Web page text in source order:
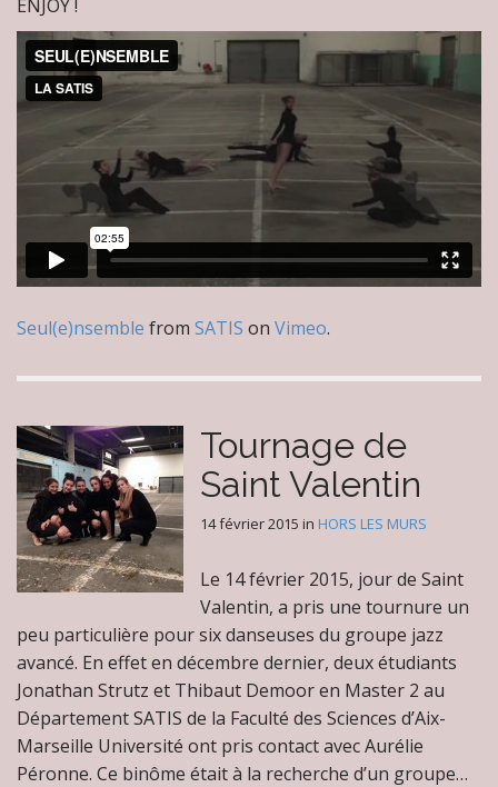
ENJOY !
Seul(e)nsemble from SATIS on Vimeo.
Tournage de
Saint Valentin
14 février 2015 in HORS LES MURS
Le 14 février 2015, jour de Saint
Valentin, a pris une tournure un
peu particulière pour six danseuses du groupe jazz
avancé. En effet en décembre dernier, deux étudiants
Jonathan Strutz et Thibaut Demoor en Master 2 au
Département SATIS de la Faculté des Sciences d’Aix-
Marseille Université ont pris contact avec Aurélie
Péronne. Ce binôme était à la recherche d’un groupe…